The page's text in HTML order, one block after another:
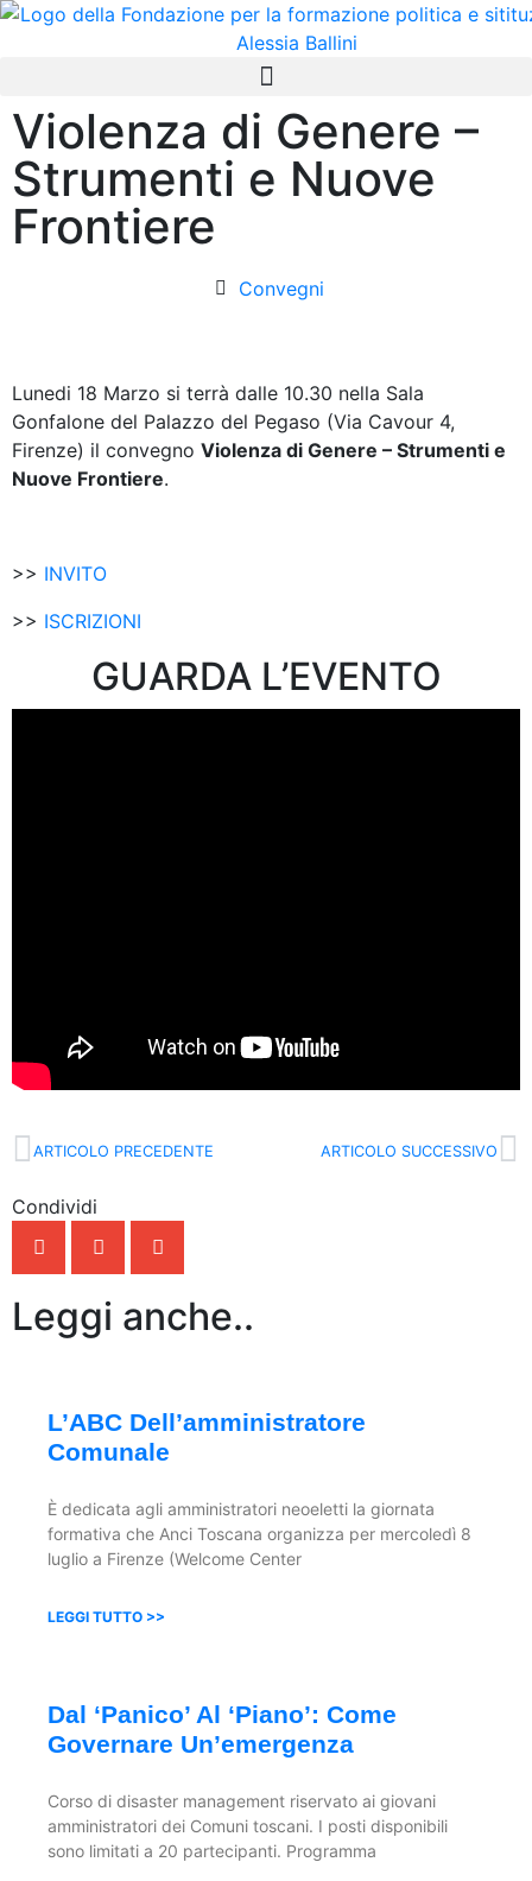
Violenza di Genere –
Strumenti e Nuove
Frontiere
Convegni
Lunedi 18 Marzo si terrà dalle 10.30 nella Sala
Gonfalone del Palazzo del Pegaso (Via Cavour 4,
Firenze) il convegno Violenza di Genere – Strumenti e
Nuove Frontiere.
>> INVITO
>> ISCRIZIONI
GUARDA L’EVENTO
ARTICOLO PRECEDENTE ARTICOLO SUCCESSIVO
Condividi
Leggi anche..
L’ABC Dell’amministratore
Comunale
È dedicata agli amministratori neoeletti la giornata
formativa che Anci Toscana organizza per mercoledì 8
luglio a Firenze (Welcome Center
LEGGI TUTTO >>
Dal ‘panico’ Al ‘piano’: Come
Governare Un’emergenza
Corso di disaster management riservato ai giovani
amministratori dei Comuni toscani. I posti disponibili
sono limitati a 20 partecipanti. Programma